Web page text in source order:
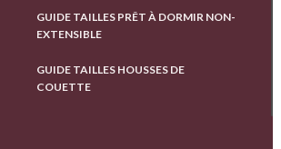
GUIDE TAILLES PRÊT À DORMIR NON-
EXTENSIBLE
GUIDE TAILLES HOUSSES DE
COUETTE